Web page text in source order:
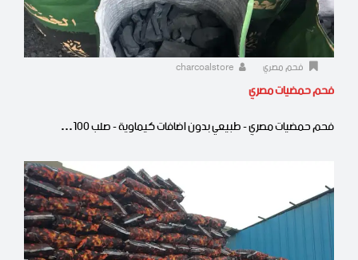
فحم مصري
فحم حمضيات مصري
فحم حمضيات مصري - طبيعي بدون اضافات كيماوية - صلب 100…